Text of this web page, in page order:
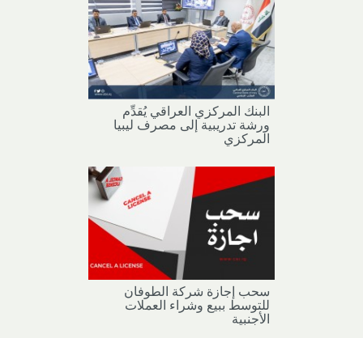
البنك المركزي العراقي يُقدِّم
ورشة تدريبية إلى مصرف ليبيا
المركزي
سحب إجازة شركة الطوفان
للتوسط ببيع وشراء العملات
الأجنبية